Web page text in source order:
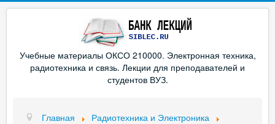
Учебные материалы ОКСО 210000. Электронная техника,
радиотехника и связь. Лекции для преподавателей и
студентов ВУЗ.
Главная Радиотехника и Электроника